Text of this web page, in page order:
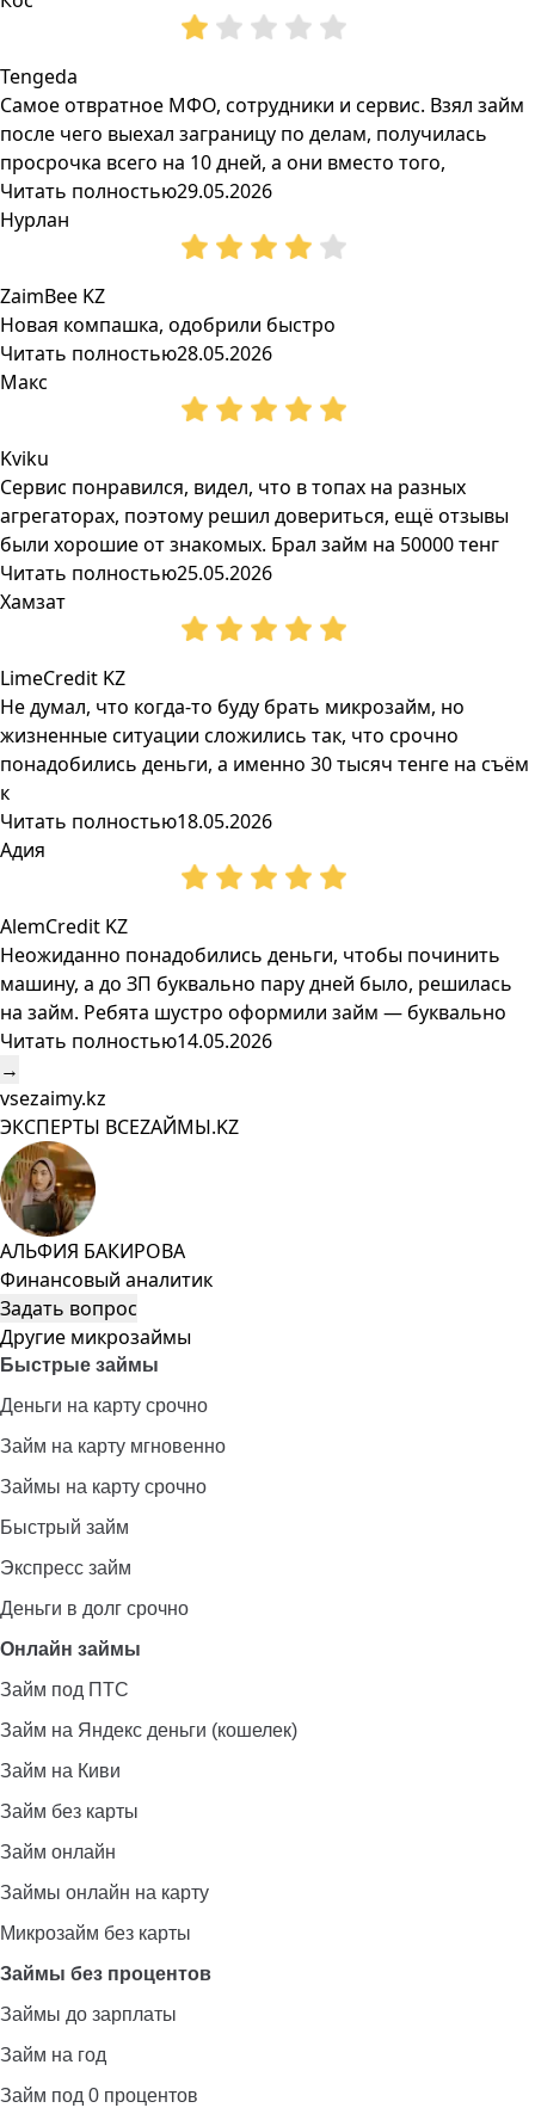
Tengeda
Самое отвратное МФО, сотрудники и сервис. Взял займ
после чего выехал заграницу по делам, получилась
просрочка всего на 10 дней, а они вместо того,
Читать полностью29.05.2026
Нурлан
ZaimBee KZ
Новая компашка, одобрили быстро
Читать полностью28.05.2026
Макс
Kviku
Сервис понравился, видел, что в топах на разных
агрегаторах, поэтому решил довериться, ещё отзывы
были хорошие от знакомых. Брал займ на 50000 тенг
Читать полностью25.05.2026
Хамзат
LimeCredit KZ
Не думал, что когда-то буду брать микрозайм, но
жизненные ситуации сложились так, что срочно
понадобились деньги, а именно 30 тысяч тенге на съём
к
Читать полностью18.05.2026
Адия
AlemCredit KZ
Неожиданно понадобились деньги, чтобы починить
машину, а до ЗП буквально пару дней было, решилась
на займ. Ребята шустро оформили займ — буквально
Читать полностью14.05.2026
→
vsezaimy.kz
ЭКСПЕРТЫ ВСЕZAЙМЫ.KZ
АЛЬФИЯ БАКИРОВА
Финансовый аналитик
Задать вопрос
Другие микрозаймы
Быстрые займы
Деньги на карту срочно
Займ на карту мгновенно
Займы на карту срочно
Быстрый займ
Экспресс займ
Деньги в долг срочно
Онлайн займы
Займ под ПТС
Займ на Яндекс деньги (кошелек)
Займ на Киви
Займ без карты
Займ онлайн
Займы онлайн на карту
Микрозайм без карты
Займы без процентов
Займы до зарплаты
Займ на год
Займ под 0 процентов